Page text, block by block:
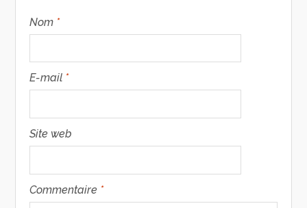
Nom *
E-mail *
Site web
Commentaire *